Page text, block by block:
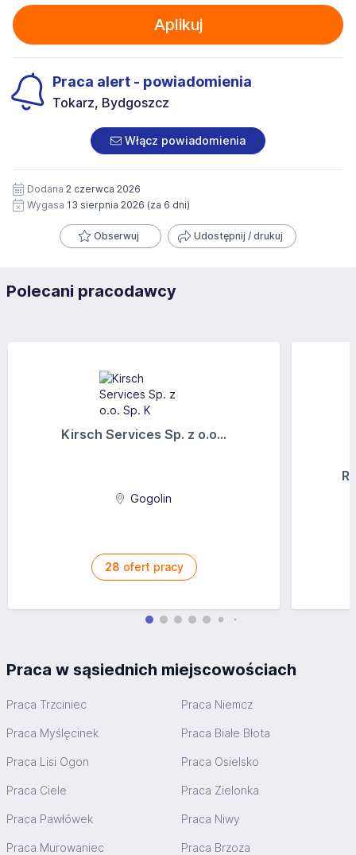
Aplikuj
Praca alert - powiadomienia
Tokarz, Bydgoszcz
Włącz powiadomienia
Dodana 2 czerwca 2026
Wygasa 13 sierpnia 2026 (za 6 dni)
Obserwuj Udostępnij / drukuj
Polecani pracodawcy
Kirsch Services Sp. z o.o...
Gogolin
28 ofert pracy
Praca w sąsiednich miejscowościach
Praca Trzciniec Praca Niemcz
Praca Myślęcinek Praca Białe Błota
Praca Lisi Ogon Praca Osielsko
Praca Ciele Praca Zielonka
Praca Pawłówek Praca Niwy
Praca Murowaniec Praca Brzoza